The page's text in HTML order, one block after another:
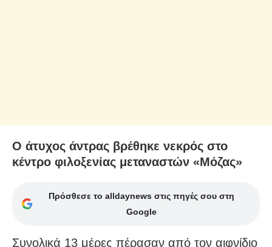
Ο άτυχος άντρας βρέθηκε νεκρός στο
κέντρο φιλοξενίας μεταναστών «Μόζας»
Πρόσθεσε το alldaynews στις πηγές σου στη
Google
Συνολικά 13 μέρες πέρασαν από τον αιφνίδιο